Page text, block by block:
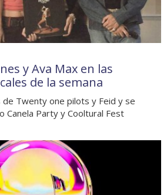
y Ava Max en las
de la semana
Twenty one pilots y Feid y se
Canela Party y Cooltural Fest